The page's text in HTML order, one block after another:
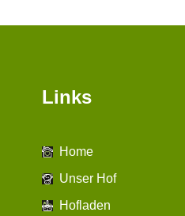
Links
Home
Unser Hof
Hofladen